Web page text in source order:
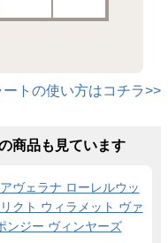
トの使い方はコチラ>>
商品も見ています
ヴェラナ ローレルウッ
クト ウィラメット ヴァ
ンジー ヴィンヤーズ